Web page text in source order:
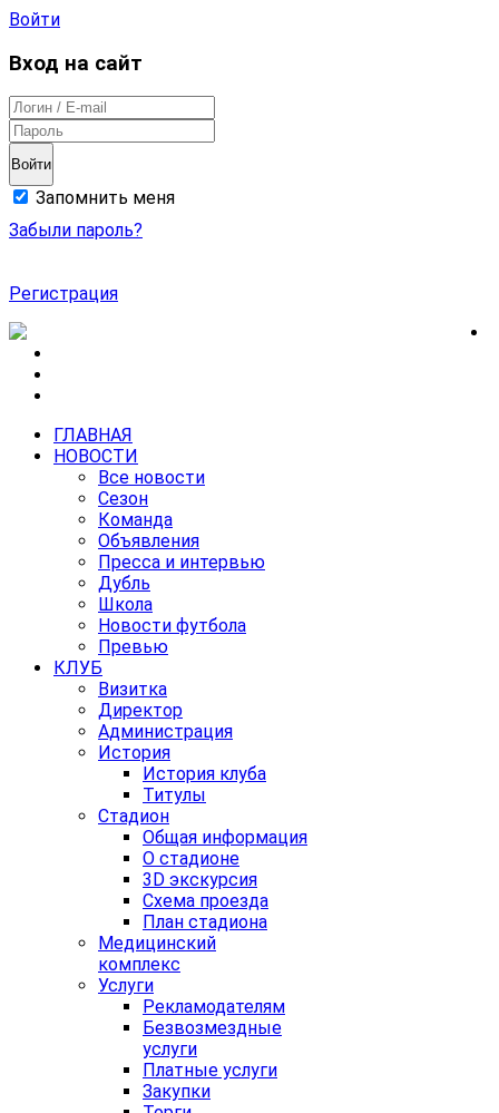
Войти
Вход на сайт
Войти
Запомнить меня
Забыли пароль?
Регистрация
ГЛАВНАЯ
НОВОСТИ
Все новости
Сезон
Команда
Объявления
Пресса и интервью
Дубль
Школа
Новости футбола
Превью
КЛУБ
Визитка
Директор
Администрация
История
История клуба
Титулы
Стадион
Общая информация
О стадионе
3D экскурсия
Схема проезда
План стадиона
Медицинский
комплекс
Услуги
Рекламодателям
Безвозмездные
услуги
Платные услуги
Закупки